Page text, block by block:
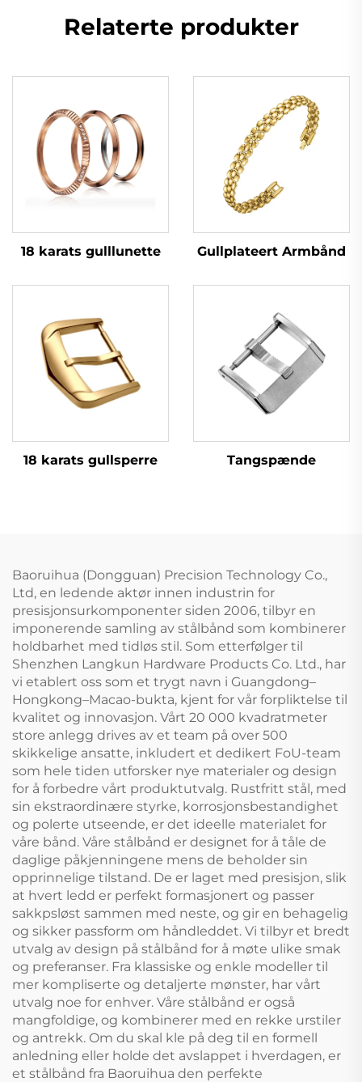
Relaterte produkter
18 karats gulllunette Gullplateert Armbånd
18 karats gullsperre Tangspænde
Baoruihua (Dongguan) Precision Technology Co.,
Ltd, en ledende aktør innen industrin for
presisjonsurkomponenter siden 2006, tilbyr en
imponerende samling av stålbånd som kombinerer
holdbarhet med tidløs stil. Som etterfølger til
Shenzhen Langkun Hardware Products Co. Ltd., har
vi etablert oss som et trygt navn i Guangdong–
Hongkong–Macao-bukta, kjent for vår forpliktelse til
kvalitet og innovasjon. Vårt 20 000 kvadratmeter
store anlegg drives av et team på over 500
skikkelige ansatte, inkludert et dedikert FoU-team
som hele tiden utforsker nye materialer og design
for å forbedre vårt produktutvalg. Rustfritt stål, med
sin ekstraordinære styrke, korrosjonsbestandighet
og polerte utseende, er det ideelle materialet for
våre bånd. Våre stålbånd er designet for å tåle de
daglige påkjenningene mens de beholder sin
opprinnelige tilstand. De er laget med presisjon, slik
at hvert ledd er perfekt formasjonert og passer
sakkpsløst sammen med neste, og gir en behagelig
og sikker passform om håndleddet. Vi tilbyr et bredt
utvalg av design på stålbånd for å møte ulike smak
og preferanser. Fra klassiske og enkle modeller til
mer kompliserte og detaljerte mønster, har vårt
utvalg noe for enhver. Våre stålbånd er også
mangfoldige, og kombinerer med en rekke urstiler
og antrekk. Om du skal kle på deg til en formell
anledning eller holde det avslappet i hverdagen, er
et stålbånd fra Baoruihua den perfekte